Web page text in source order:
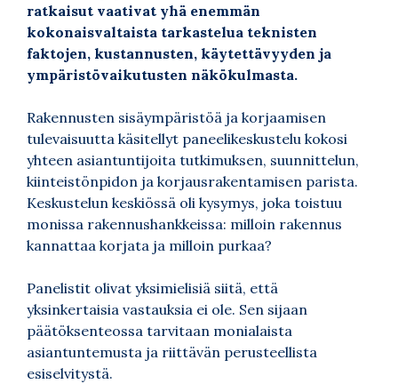
ratkaisut vaativat yhä enemmän
kokonaisvaltaista tarkastelua teknisten
faktojen, kustannusten, käytettävyyden ja
ympäristövaikutusten näkökulmasta.
Rakennusten sisäympäristöä ja korjaamisen
tulevaisuutta käsitellyt paneelikeskustelu kokosi
yhteen asiantuntijoita tutkimuksen, suunnittelun,
kiinteistönpidon ja korjausrakentamisen parista.
Keskustelun keskiössä oli kysymys, joka toistuu
monissa rakennushankkeissa: milloin rakennus
kannattaa korjata ja milloin purkaa?
Panelistit olivat yksimielisiä siitä, että
yksinkertaisia vastauksia ei ole. Sen sijaan
päätöksenteossa tarvitaan monialaista
asiantuntemusta ja riittävän perusteellista
esiselvitystä.